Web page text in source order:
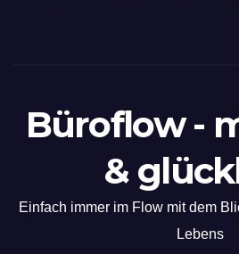
Büroflow -
&
Einfach immer im Flow mit dem
Lebens